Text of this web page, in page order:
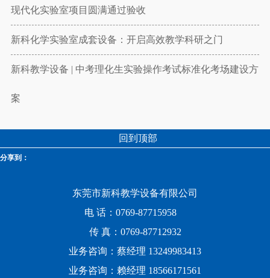
现代化实验室项目圆满通过验收
新科化学实验室成套设备：开启高效教学科研之门
新科教学设备 | 中考理化生实验操作考试标准化考场建设方
案
回到顶部
分享到：
东莞市新科教学设备有限公司
电 话：0769-87715958
传 真：0769-87712932
业务咨询：蔡经理 13249983413
业务咨询：赖经理 18566171561